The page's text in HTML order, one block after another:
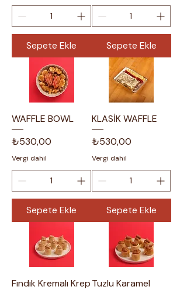
Sepete Ekle Sepete Ekle
WAFFLE BOWL
Fiyat
₺530,00
Vergi dahil
Sepete Ekle
KLASİK WAFFLE
Fiyat
₺530,00
Vergi dahil
Sepete Ekle
Fındık Kremalı KrepTuzlu Karamel